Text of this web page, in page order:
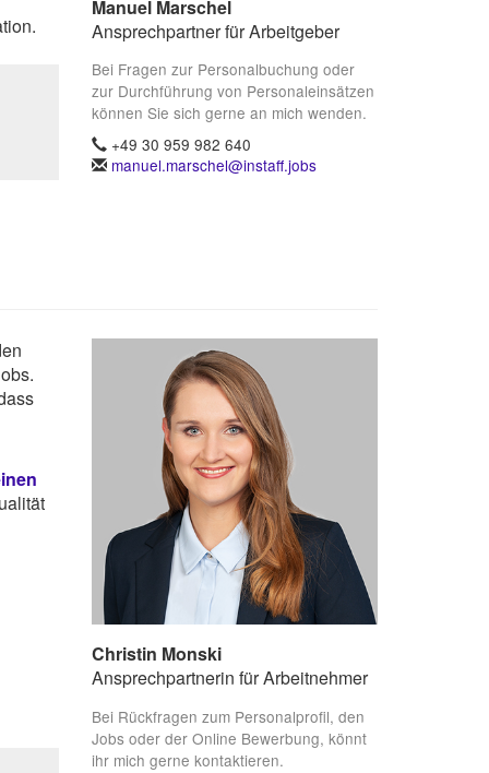
Manuel Marschel
Ansprechpartner für Arbeitgeber
Bei Fragen zur Personalbuchung oder
zur Durchführung von Personaleinsätzen
können Sie sich gerne an mich wenden.
+49 30 959 982 640
manuel.marschel@instaff.jobs
Christin Monski
Ansprechpartnerin für Arbeitnehmer
Bei Rückfragen zum Personalprofil, den
Jobs oder der Online Bewerbung, könnt
ihr mich gerne kontaktieren.